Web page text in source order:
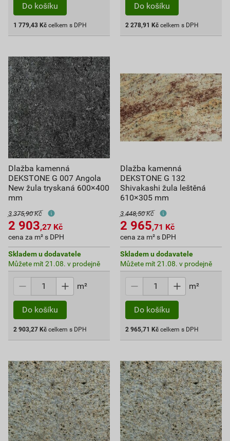
Do košíku
1 779,43 Kč celkem s DPH
Do košíku
2 278,91 Kč celkem s DPH
Dlažba kamenná
DEKSTONE G 007 Angola
New žula tryskaná 600×400
mm
3 375,90 Kč
2 903,27 Kč
cena za m² s DPH
Skladem u dodavatele
Můžete mít 21.08. v prodejně
m²
Do košíku
2 903,27 Kč celkem s DPH
Dlažba kamenná
DEKSTONE G 132
Shivakashi žula leštěná
610×305 mm
3 448,50 Kč
2 965,71 Kč
cena za m² s DPH
Skladem u dodavatele
Můžete mít 21.08. v prodejně
m²
Do košíku
2 965,71 Kč celkem s DPH